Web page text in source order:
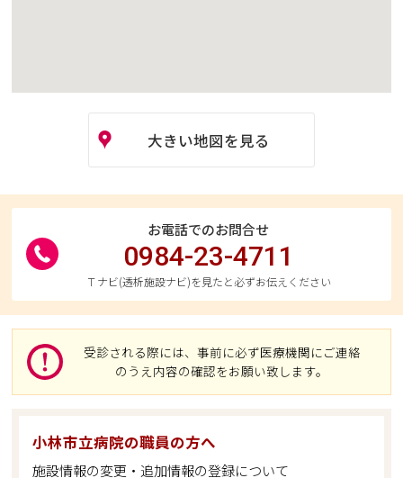
大きい地図を見る
お電話でのお問合せ
0984-23-4711
Ｔナビ(透析施設ナビ)を見たと必ずお伝えください
受診される際には、事前に必ず医療機関にご連絡
のうえ内容の確認をお願い致します。
小林市立病院の職員の方へ
施設情報の変更・追加情報の登録について